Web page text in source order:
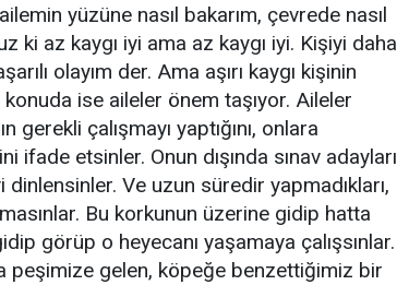
yüzüne nasıl bakarım, çevrede nasıl
ki az kaygı iyi ama az kaygı iyi. Kişiyi daha
olayım der. Ama aşırı kaygı kişinin
ise aileler önem taşıyor. Aileler
gerekli çalışmayı yaptığını, onlara
etsinler. Onun dışında sınav adayları
dinlensinler. Ve uzun süredir yapmadıkları,
Bu korkunun üzerine gidip hatta
görüp o heyecanı yaşamaya çalışsınlar.
peşimize gelen, köpeğe benzettiğimiz bir